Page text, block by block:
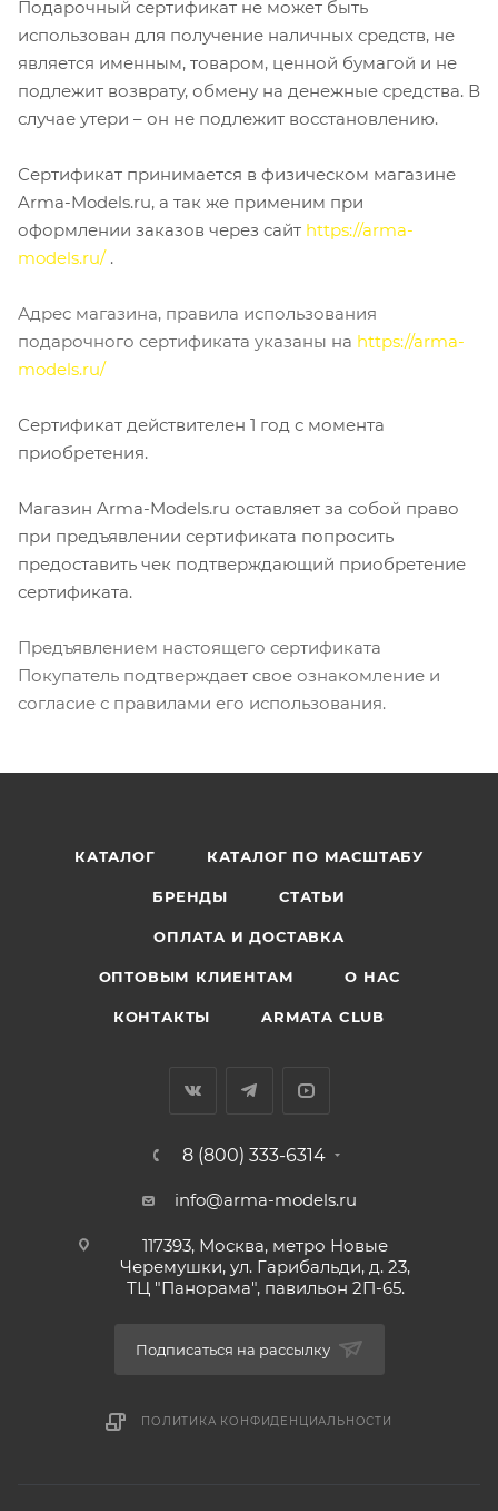
Подарочный сертификат не может быть
использован для получение наличных средств, не
является именным, товаром, ценной бумагой и не
подлежит возврату, обмену на денежные средства. В
случае утери – он не подлежит восстановлению.
Сертификат принимается в физическом магазине
Arma-Models.ru, а так же применим при
оформлении заказов через сайт https://arma-
models.ru/.
Адрес магазина, правила использования
подарочного сертификата указаны на https://arma-
models.ru/
Сертификат действителен 1 год с момента
приобретения.
Магазин Arma-Models.ru оставляет за собой право
при предъявлении сертификата попросить
предоставить чек подтверждающий приобретение
сертификата.
Предъявлением настоящего сертификата
Покупатель подтверждает свое ознакомление и
согласие с правилами его использования.
КАТАЛОГ КАТАЛОГ ПО МАСШТАБУ
БРЕНДЫ СТАТЬИ
ОПЛАТА И ДОСТАВКА
ОПТОВЫМ КЛИЕНТАМ О НАС
КОНТАКТЫ ARMATA CLUB
8 (800) 333-6314
info@arma-models.ru
117393, Москва, метро Новые
Черемушки, ул. Гарибальди, д. 23,
ТЦ "Панорама", павильон 2П-65.
Подписаться на рассылку
ПОЛИТИКА КОНФИДЕНЦИАЛЬНОСТИ